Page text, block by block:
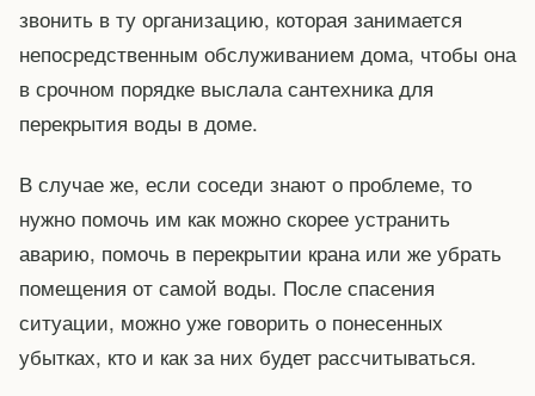
звонить в ту организацию, которая занимается
непосредственным обслуживанием дома, чтобы она
в срочном порядке выслала сантехника для
перекрытия воды в доме.
В случае же, если соседи знают о проблеме, то
нужно помочь им как можно скорее устранить
аварию, помочь в перекрытии крана или же убрать
помещения от самой воды. После спасения
ситуации, можно уже говорить о понесенных
убытках, кто и как за них будет рассчитываться.